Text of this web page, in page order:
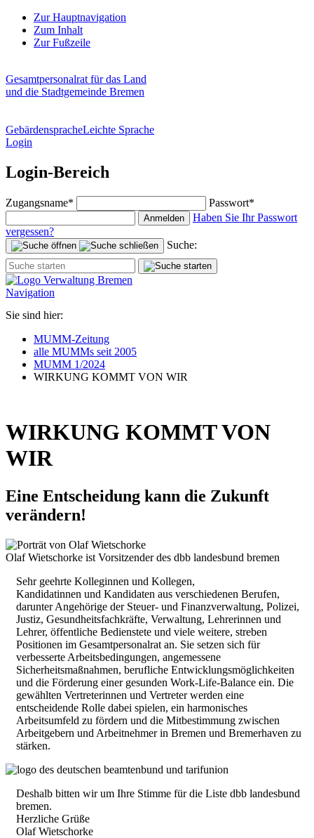
Zur Hauptnavigation
Zum Inhalt
Zur Fußzeile
Gesamtpersonalrat für das Land
und die Stadtgemeinde Bremen
GebärdenspracheLeichte Sprache
Login
Login-Bereich
Zugangsname* Passwort*
Anmelden
Haben Sie Ihr Passwort
vergessen?
Suche:
Navigation
Sie sind hier:
MUMM-Zeitung
alle MUMMs seit 2005
MUMM 1/2024
WIRKUNG KOMMT VON WIR
WIRKUNG KOMMT VON
WIR
Eine Entscheidung kann die Zukunft
verändern!
Olaf Wietschorke ist Vorsitzender des dbb landesbund bremen
Sehr geehrte Kolleginnen und Kollegen,
Kandidatinnen und Kandidaten aus verschiedenen Berufen,
darunter Angehörige der Steuer- und Finanzverwaltung, Polizei,
Justiz, Gesundheitsfachkräfte, Verwaltung, Lehrerinnen und
Lehrer, öffentliche Bedienstete und viele weitere, streben
Positionen im Gesamtpersonalrat an. Sie setzen sich für
verbesserte Arbeitsbedingungen, angemessene
Sicherheitsmaßnahmen, berufliche Entwicklungsmöglichkeiten
und die Förderung einer gesunden Work-Life-Balance ein. Die
gewählten Vertreterinnen und Vertreter werden eine
entscheidende Rolle dabei spielen, ein harmonisches
Arbeitsumfeld zu fördern und die Mitbestimmung zwischen
Arbeitgebern und Arbeitnehmer in Bremen und Bremerhaven zu
stärken.
Deshalb bitten wir um Ihre Stimme für die Liste dbb landesbund
bremen.
Herzliche Grüße
Olaf Wietschorke